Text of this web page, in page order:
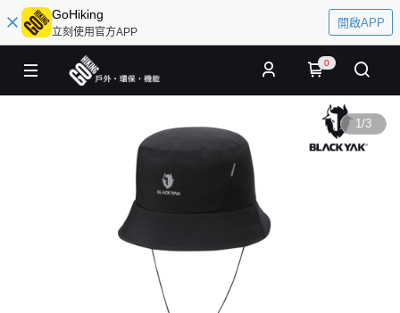
GoHiking
立刻使用官方APP
開啟APP
0
1/3